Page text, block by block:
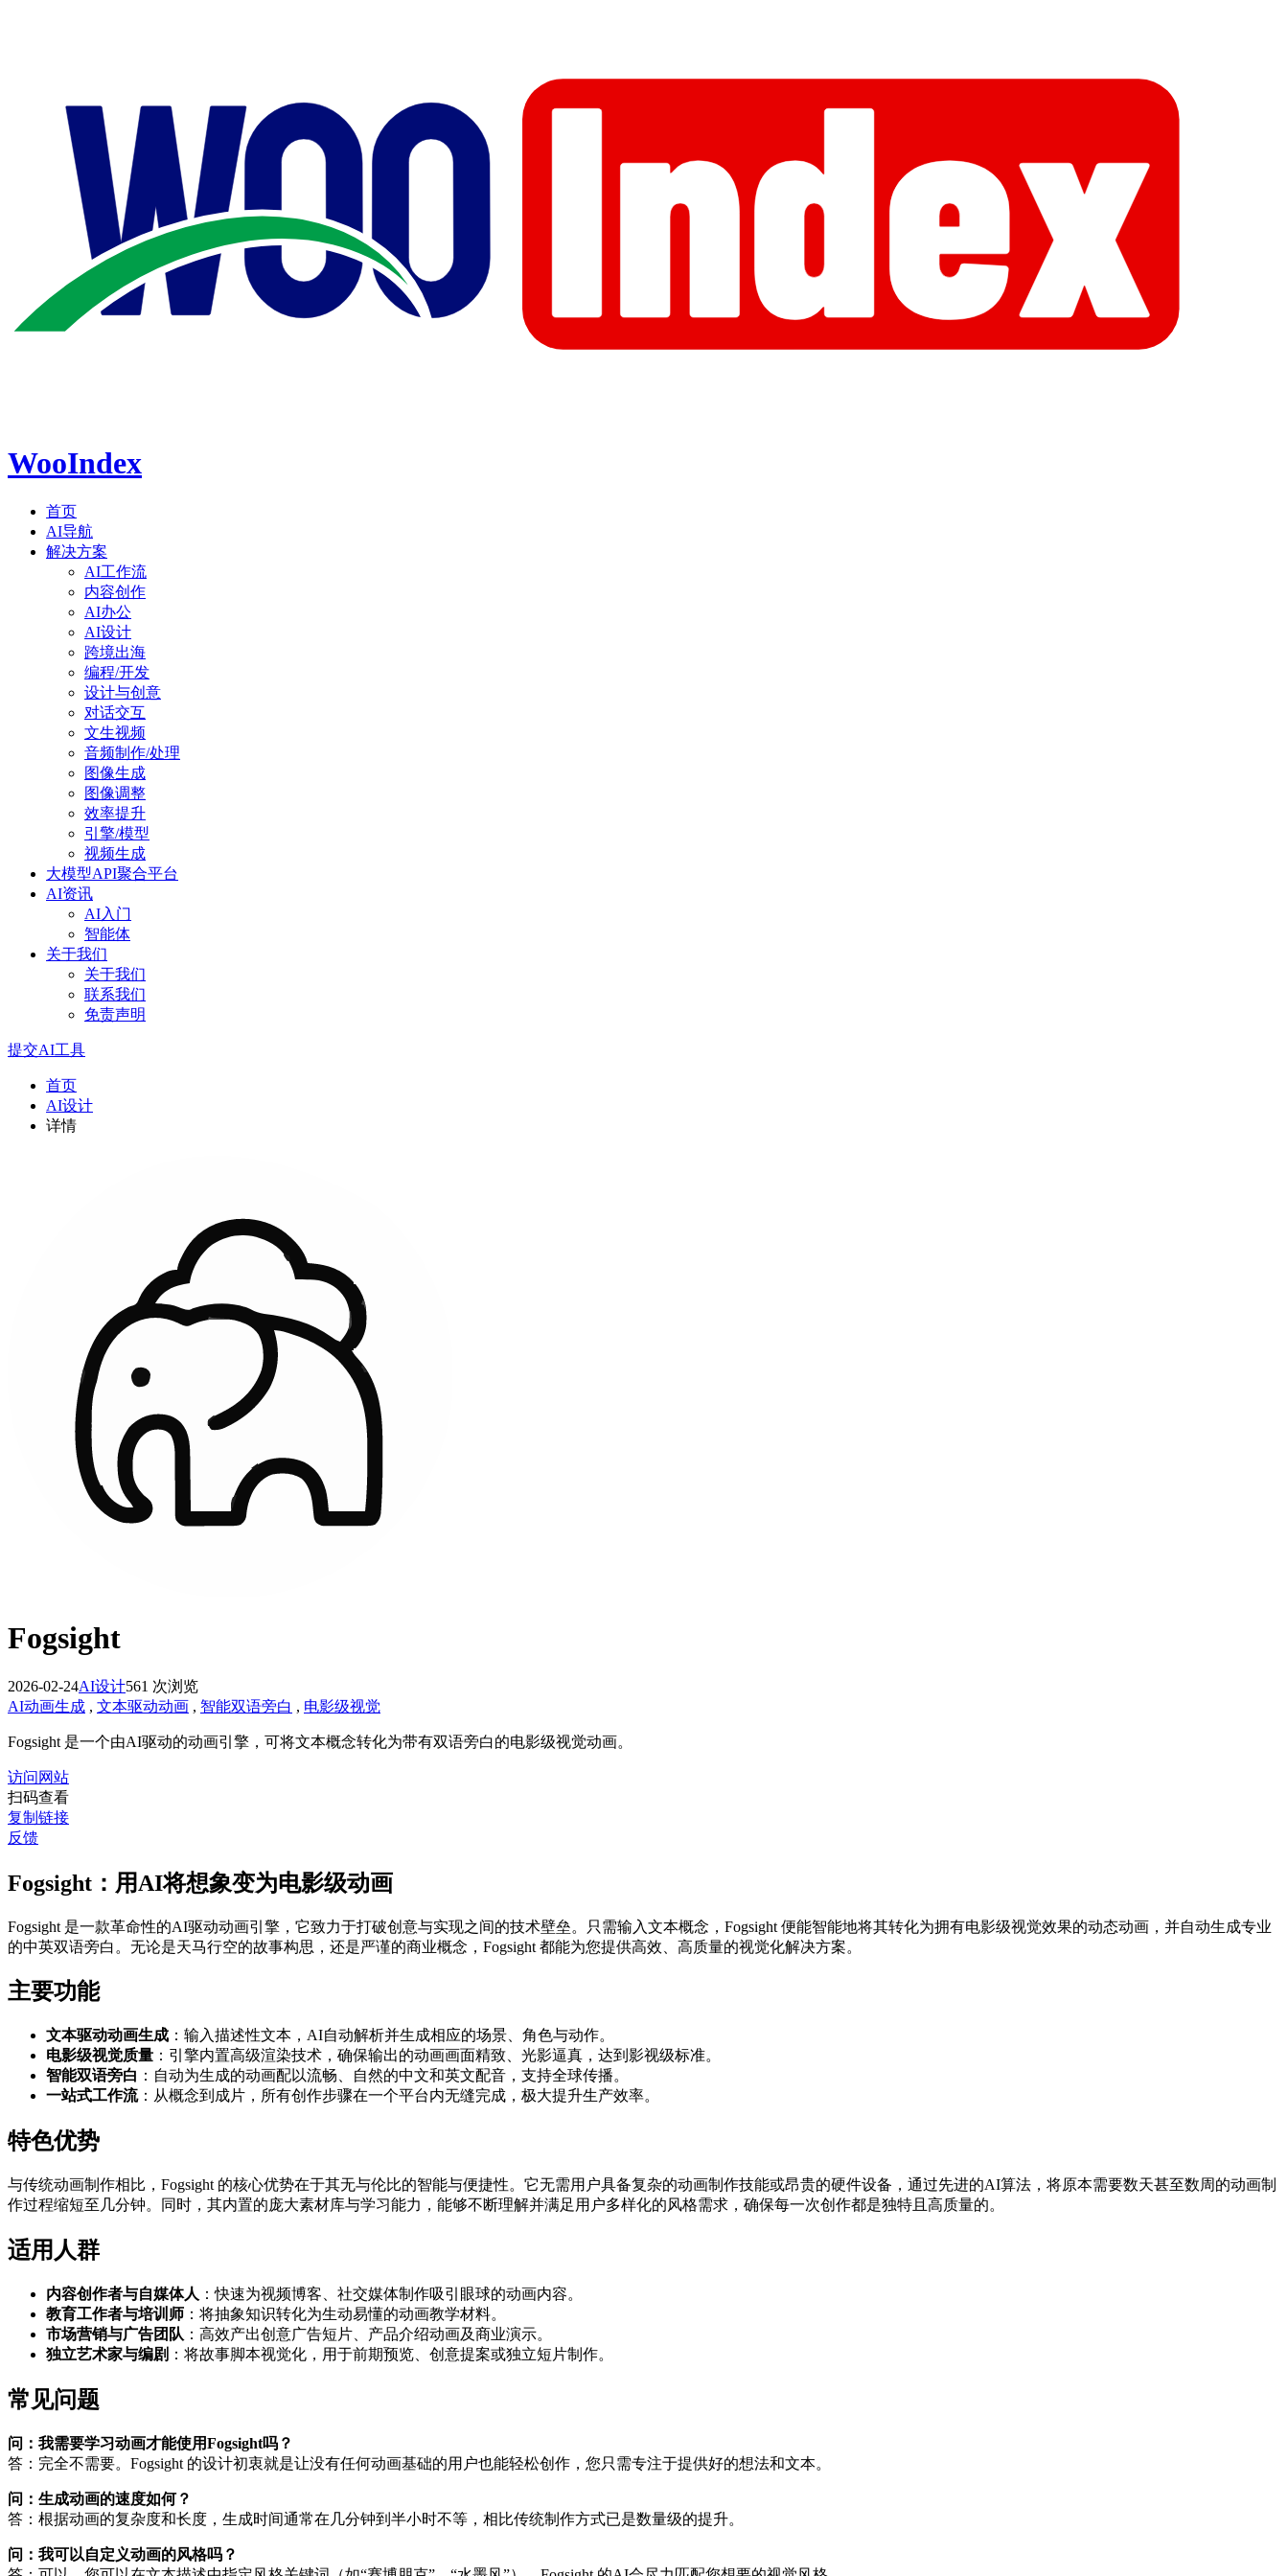
WooIndex
首页
AI导航
解决方案
AI工作流
内容创作
AI办公
AI设计
跨境出海
编程/开发
设计与创意
对话交互
文生视频
音频制作/处理
图像生成
图像调整
效率提升
引擎/模型
视频生成
大模型API聚合平台
AI资讯
AI入门
智能体
关于我们
关于我们
联系我们
免责声明
提交AI工具
首页
AI设计
详情
Fogsight
2026-02-24AI设计561 次浏览
AI动画生成 , 文本驱动动画 , 智能双语旁白 , 电影级视觉
Fogsight 是一个由AI驱动的动画引擎，可将文本概念转化为带有双语旁白的电影级视觉动画。
访问网站
扫码查看
复制链接
反馈
Fogsight：用AI将想象变为电影级动画
Fogsight 是一款革命性的AI驱动动画引擎，它致力于打破创意与实现之间的技术壁垒。只需输入文本概念，Fogsight 便能智能地将其转化为拥有电影级视觉效果的动态动画，并自动生成专业
的中英双语旁白。无论是天马行空的故事构思，还是严谨的商业概念，Fogsight 都能为您提供高效、高质量的视觉化解决方案。
主要功能
文本驱动动画生成 ：输入描述性文本，AI自动解析并生成相应的场景、角色与动作。
电影级视觉质量 ：引擎内置高级渲染技术，确保输出的动画画面精致、光影逼真，达到影视级标准。
智能双语旁白 ：自动为生成的动画配以流畅、自然的中文和英文配音，支持全球传播。
一站式工作流：从概念到成片，所有创作步骤在一个平台内无缝完成，极大提升生产效率。
特色优势
与传统动画制作相比，Fogsight 的核心优势在于其无与伦比的智能与便捷性。它无需用户具备复杂的动画制作技能或昂贵的硬件设备，通过先进的AI算法，将原本需要数天甚至数周的动画制
作过程缩短至几分钟。同时，其内置的庞大素材库与学习能力，能够不断理解并满足用户多样化的风格需求，确保每一次创作都是独特且高质量的。
适用人群
内容创作者与自媒体人 ：快速为视频博客、社交媒体制作吸引眼球的动画内容。
教育工作者与培训师 ：将抽象知识转化为生动易懂的动画教学材料。
市场营销与广告团队 ：高效产出创意广告短片、产品介绍动画及商业演示。
独立艺术家与编剧 ：将故事脚本视觉化，用于前期预览、创意提案或独立短片制作。
常见问题
问：我需要学习动画才能使用Fogsight吗？
答：完全不需要。Fogsight 的设计初衷就是让没有任何动画基础的用户也能轻松创作，您只需专注于提供好的想法和文本。
问：生成动画的速度如何？
答：根据动画的复杂度和长度，生成时间通常在几分钟到半小时不等，相比传统制作方式已是数量级的提升。
问：我可以自定义动画的风格吗？